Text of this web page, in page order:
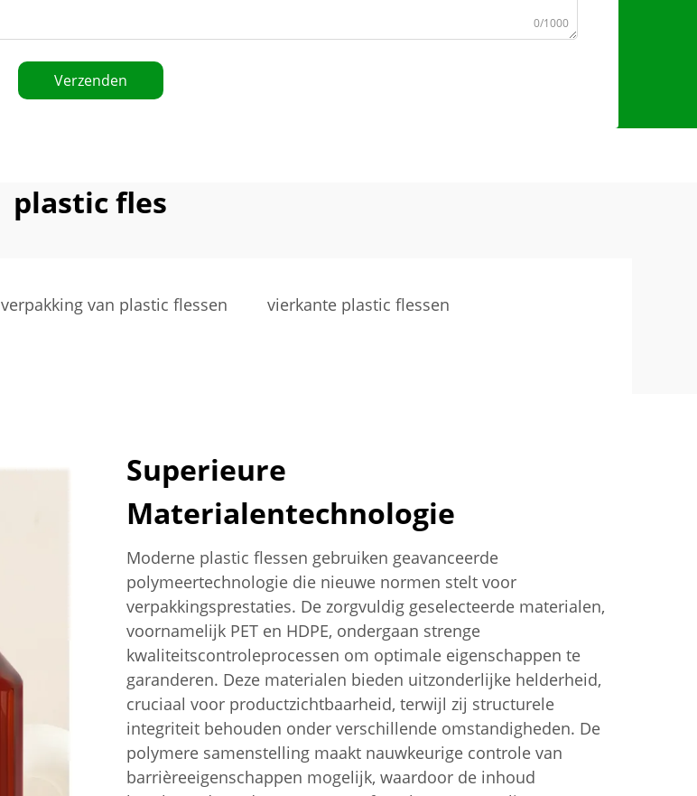
0/1000
Verzenden
plastic fles
verpakking van plastic flessen
vierkante plastic flessen
Superieure
Materialentechnologie
Moderne plastic flessen gebruiken geavanceerde
polymeertechnologie die nieuwe normen stelt voor
verpakkingsprestaties. De zorgvuldig geselecteerde materialen,
voornamelijk PET en HDPE, ondergaan strenge
kwaliteitscontroleprocessen om optimale eigenschappen te
garanderen. Deze materialen bieden uitzonderlijke helderheid,
cruciaal voor productzichtbaarheid, terwijl zij structurele
integriteit behouden onder verschillende omstandigheden. De
polymere samenstelling maakt nauwkeurige controle van
barrièreeigenschappen mogelijk, waardoor de inhoud